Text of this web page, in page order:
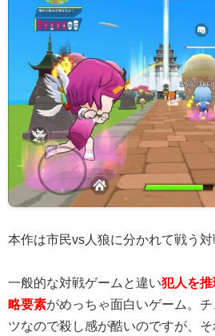
本作は市民vs人狼に分かれて戦う対
一般的な対戦ゲームと違い犯人を
略要素がめっちゃ面白いゲーム。
ツなので殺し感が酷いのですが、